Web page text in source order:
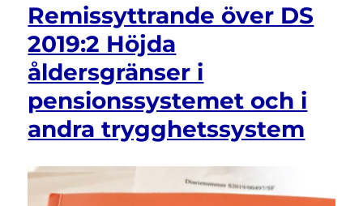
Remissyttrande över DS
2019:2 Höjda
åldersgränser i
pensionssystemet och i
andra trygghetssystem